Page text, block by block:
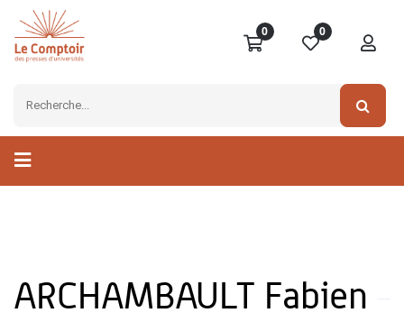
0 0
ARCHAMBAULT Fabien